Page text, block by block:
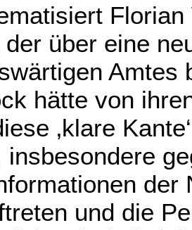
Florian
über eine
Amtes
hätte von
‚klare
insbesondere
der
und die